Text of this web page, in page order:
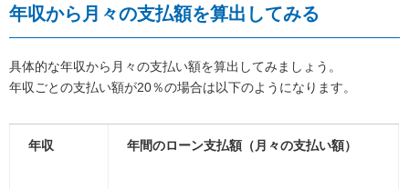
年収から月々の支払額を算出してみる
具体的な年収から月々の支払い額を算出してみましょう。
年収ごとの支払い額が20％の場合は以下のようになります。
年収 年間のローン支払額（月々の支払い額）